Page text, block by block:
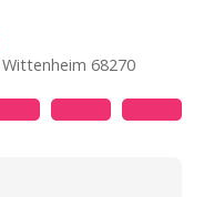
68270